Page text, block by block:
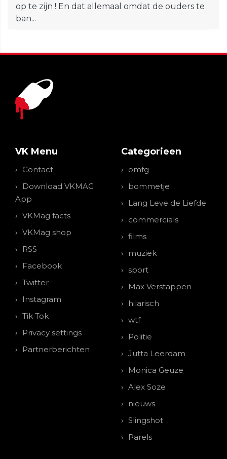
op te zijn ! En dat allemaal omdat de ouders te
ban...
VK Menu
Contact
Download VKMAG
App
VKMag facts
VKMag shop
RSS
Facebook
Twitter
Instagram
Tik Tok
Privacy settings
Partnerberichten
Categorieen
omfg
bommetje
Lang Leve de Liefde
commercials
films
muziek
sport
Max Verstappen
hilarisch
wtf
Politie
Jutta Leerdam
Monica Geuze
Alex Soze
nieuws
Slingshot
Parels